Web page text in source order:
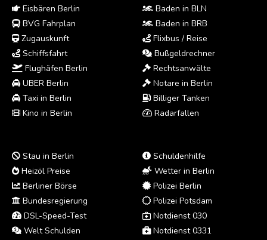
Eisbären Berlin
BVG Fahrplan
Zugauskunft
Schiffsfahrt
Flughäfen Berlin
UBER Berlin
Taxi in Berlin
Kino in Berlin
Baden in BLN
Baden in BRB
Flixbus / Reise
Bußgeldrechner
Rechtsanwälte
Notare in Berlin
Billiger Tanken
Radarfallen
Stau in Berlin
Heizöl Preise
Berliner Börse
Bundesregierung
DSL-Speed-Test
Welt Schulden
Schuldenhilfe
Wetter in Berlin
Polizei Berlin
Polizei Potsdam
Notdienst 030
Notdienst 0331